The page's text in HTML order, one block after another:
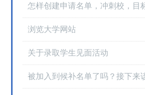
怎样创建申请名单，冲刺校，目
浏览大学网站
关于录取学生见面活动
被加入到候补名单了吗？接下来